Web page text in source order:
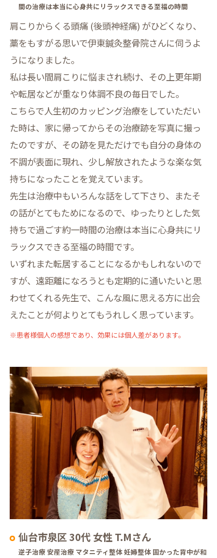
間の治療は本当に心身共にリラックスできる至福の時間
肩こりからくる頭痛 (後頭神経痛) がひどくなり、
藁をもすがる思いで伊東鍼灸整骨院さんに伺うよ
うになりました。
私は長い間肩こりに悩まされ続け、その上更年期
や転居などが重なり体調不良の毎日でした。
こちらで人生初のカッピング治療をしていただい
た時は、家に帰ってからその治療跡を写真に撮っ
たのですが、その跡を見ただけでも自分の身体の
不調が表面に現れ、少し解放されたような楽な気
持ちになったことを覚えています。
先生は治療中もいろんな話をして下さり、またそ
の話がとてもためになるので、ゆったりとした気
持ちで過ごす約一時間の治療は本当に心身共にリ
ラックスできる至福の時間です。
いずれまた転居することになるかもしれないので
すが、遠距離になろうとも定期的に通いたいと思
わせてくれる先生で、こんな風に思える方に出会
えたことが何よりとてもうれしく思っています。
※患者様個人の感想であり、効果には個人差があります。
仙台市泉区 30代 女性 T.Mさん
逆子治療 安産治療 マタニティ整体 妊婦整体 固かった背中が和